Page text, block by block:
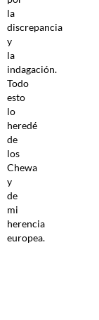
la
discrepancia
y
la
indagación.
Todo
esto
lo
heredé
de
los
Chewa
y
de
mi
herencia
europea.